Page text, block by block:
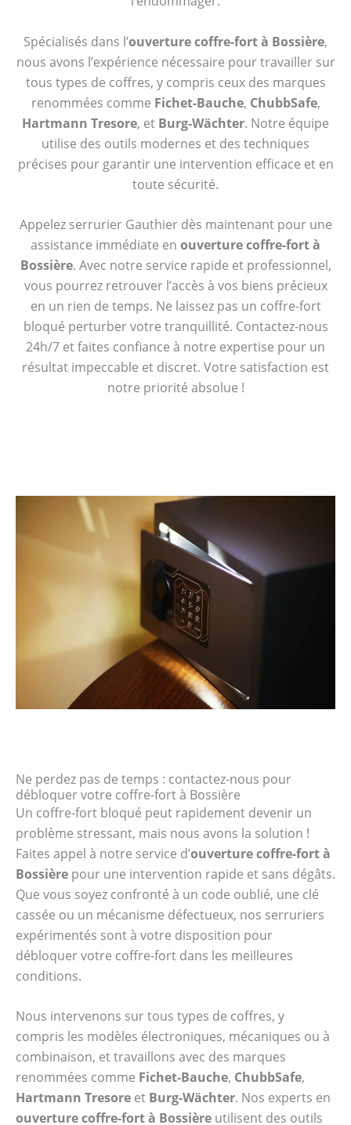
Spécialisés dans l’ouverture coffre-fort à Bossière,
nous avons l’expérience nécessaire pour travailler sur
tous types de coffres, y compris ceux des marques
renommées comme Fichet-Bauche, ChubbSafe,
Hartmann Tresore, et Burg-Wächter. Notre équipe
utilise des outils modernes et des techniques
précises pour garantir une intervention efficace et en
toute sécurité.
Appelez serrurier Gauthier dès maintenant pour une
assistance immédiate en ouverture coffre-fort à
Bossière. Avec notre service rapide et professionnel,
vous pourrez retrouver l’accès à vos biens précieux
en un rien de temps. Ne laissez pas un coffre-fort
bloqué perturber votre tranquillité. Contactez-nous
24h/7 et faites confiance à notre expertise pour un
résultat impeccable et discret. Votre satisfaction est
notre priorité absolue !
Ne perdez pas de temps : contactez-nous pour
débloquer votre coffre-fort à Bossière
Un coffre-fort bloqué peut rapidement devenir un
problème stressant, mais nous avons la solution !
Faites appel à notre service d’ouverture coffre-fort à
Bossière pour une intervention rapide et sans dégâts.
Que vous soyez confronté à un code oublié, une clé
cassée ou un mécanisme défectueux, nos serruriers
expérimentés sont à votre disposition pour
débloquer votre coffre-fort dans les meilleures
conditions.
Nous intervenons sur tous types de coffres, y
compris les modèles électroniques, mécaniques ou à
combinaison, et travaillons avec des marques
renommées comme Fichet-Bauche, ChubbSafe,
Hartmann Tresore et Burg-Wächter. Nos experts en
ouverture coffre-fort à Bossière utilisent des outils